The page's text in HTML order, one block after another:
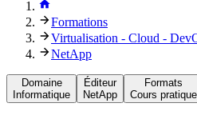
Formations
Virtualisation - Cloud -
NetApp
Domaine
Informatique
Éditeur
NetApp
Formats
Cours pratique